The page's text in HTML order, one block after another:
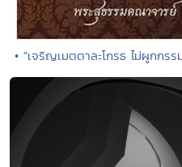
• "เจริญเมตตาละโกรธ ไม่ผูกกร